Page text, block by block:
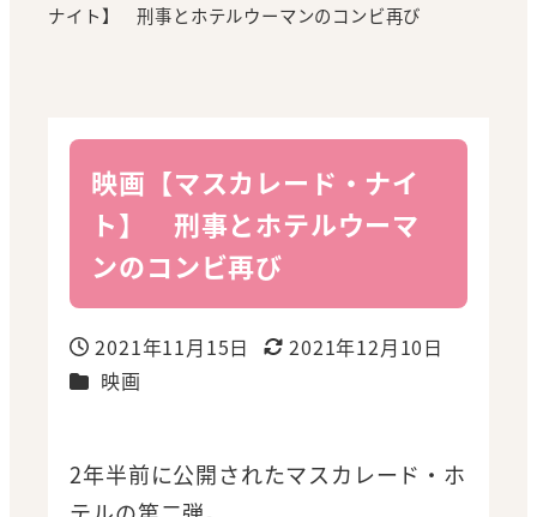
ナイト】 刑事とホテルウーマンのコンビ再び
映画【マスカレード・ナイ
ト】 刑事とホテルウーマ
ンのコンビ再び
投稿日
2021年11月15日
更新日
2021年12月10日
カテゴリー
映画
2年半前に公開されたマスカレード・ホ